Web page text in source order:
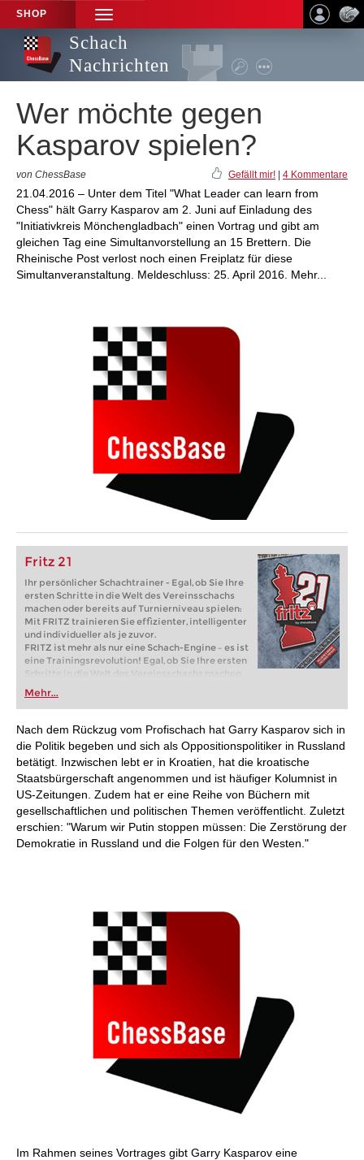
SHOP
TOGGLE
NAVIGATION
Schach
Nachrichten
Wer möchte gegen
Kasparov spielen?
von ChessBase Gefällt mir! 4 Kommentare
21.04.2016 – Unter dem Titel "What Leader can learn from
Chess" hält Garry Kasparov am 2. Juni auf Einladung des
"Initiativkreis Mönchengladbach" einen Vortrag und gibt am
gleichen Tag eine Simultanvorstellung an 15 Brettern. Die
Rheinische Post verlost noch einen Freiplatz für diese
Simultanveranstaltung. Meldeschluss: 25. April 2016. Mehr...
Fritz 21
Ihr persönlicher Schachtrainer - Egal, ob Sie Ihre
ersten Schritte in die Welt des Vereinsschachs
machen oder bereits auf Turnierniveau spielen:
Mit FRITZ trainieren Sie effizienter, intelligenter
und individueller als je zuvor.
FRITZ ist mehr als nur eine Schach-Engine – es ist
eine Trainingsrevolution! Egal, ob Sie Ihre ersten
Schritte in die Welt des Vereinsschachs machen
oder bereits auf Turnierniveau spielen: Mit
FRITZ trainieren Sie effizienter, intelligenter und
individueller als je zuvor.
Mehr...
Nach dem Rückzug vom Profischach hat Garry Kasparov sich in
die Politik begeben und sich als Oppositionspolitiker in Russland
betätigt. Inzwischen lebt er in Kroatien, hat die kroatische
Staatsbürgerschaft angenommen und ist häufiger Kolumnist in
US-Zeitungen. Zudem hat er eine Reihe von Büchern mit
gesellschaftlichen und politischen Themen veröffentlicht. Zuletzt
erschien: "Warum wir Putin stoppen müssen: Die Zerstörung der
Demokratie in Russland und die Folgen für den Westen."
Im Rahmen seines Vortrages gibt Garry Kasparov eine